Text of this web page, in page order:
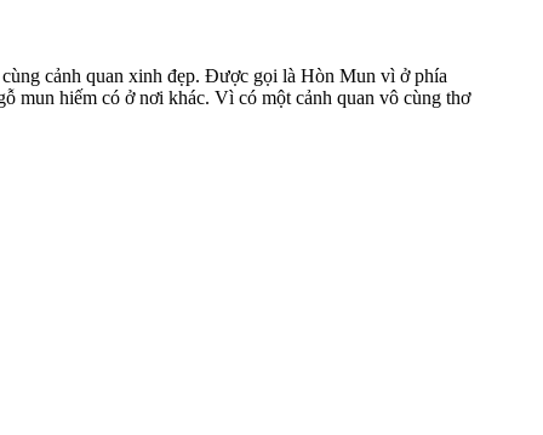
cảnh quan xinh đẹp. Được gọi là Hòn Mun vì ở phía
mun hiếm có ở nơi khác. Vì có một cảnh quan vô cùng thơ